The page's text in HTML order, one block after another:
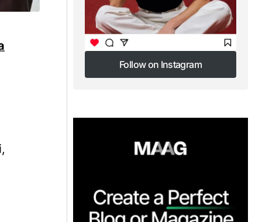
Follow on Instagram
Follow on Instagram